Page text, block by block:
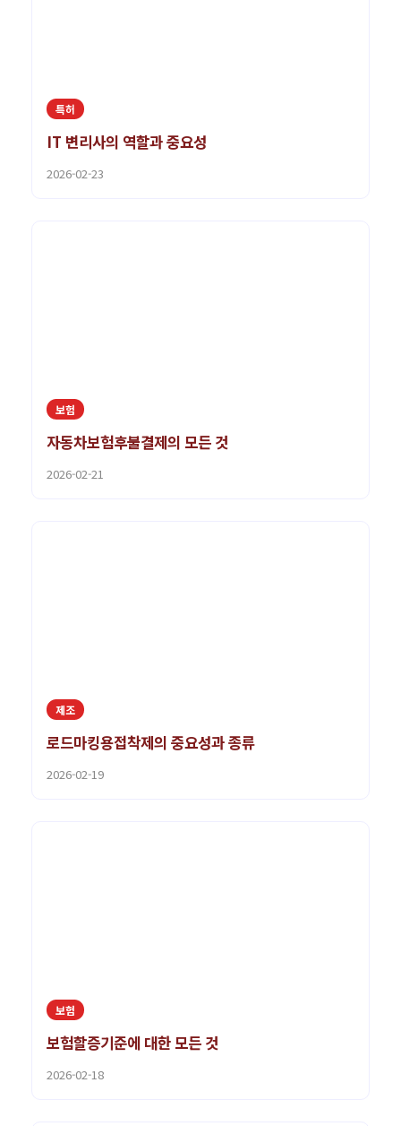
특허
IT 변리사의 역할과 중요성
2026-02-23
보험
자동차보험후불결제의 모든 것
2026-02-21
제조
로드마킹용접착제의 중요성과 종류
2026-02-19
보험
보험할증기준에 대한 모든 것
2026-02-18